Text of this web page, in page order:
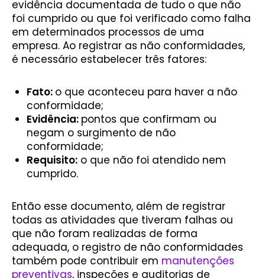
evidência documentada de tudo o que não
foi cumprido ou que foi verificado como falha
em determinados processos de uma
empresa. Ao registrar as não conformidades,
é necessário estabelecer três fatores:
Fato: o que aconteceu para haver a não
conformidade;
Evidência: pontos que confirmam ou
negam o surgimento de não
conformidade;
Requisito: o que não foi atendido nem
cumprido.
Então esse documento, além de registrar
todas as atividades que tiveram falhas ou
que não foram realizadas de forma
adequada, o registro de não conformidades
também pode contribuir em manutenções
preventivas, inspeções e auditorias de